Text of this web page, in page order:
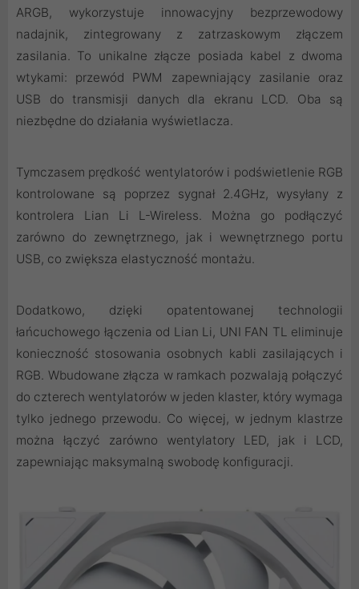
ARGB, wykorzystuje innowacyjny bezprzewodowy
nadajnik, zintegrowany z zatrzaskowym złączem
zasilania. To unikalne złącze posiada kabel z dwoma
wtykami: przewód PWM zapewniający zasilanie oraz
USB do transmisji danych dla ekranu LCD. Oba są
niezbędne do działania wyświetlacza.
Tymczasem prędkość wentylatorów i podświetlenie RGB
kontrolowane są poprzez sygnał 2.4GHz, wysyłany z
kontrolera Lian Li L-Wireless. Można go podłączyć
zarówno do zewnętrznego, jak i wewnętrznego portu
USB, co zwiększa elastyczność montażu.
Dodatkowo, dzięki opatentowanej technologii
łańcuchowego łączenia od Lian Li, UNI FAN TL eliminuje
konieczność stosowania osobnych kabli zasilających i
RGB. Wbudowane złącza w ramkach pozwalają połączyć
do czterech wentylatorów w jeden klaster, który wymaga
tylko jednego przewodu. Co więcej, w jednym klastrze
można łączyć zarówno wentylatory LED, jak i LCD,
zapewniając maksymalną swobodę konfiguracji.